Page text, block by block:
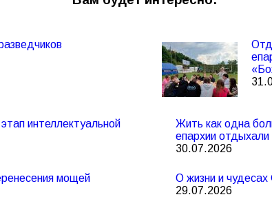
интеллектуальной
Жить как одна
епархии отдыхали
30.07.2026
мощей
О жизни и
29.07.2026